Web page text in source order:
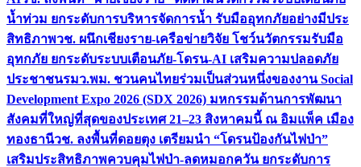
น้ำท่วม ยกระดับการบริหารจัดการน้ำ รับมืออุทกภัยอย่างมีประ
สิทธิภาพวช. ผนึกเชียงราย-เครือข่ายวิจัย โชว์นวัตกรรมรับมือ
อุทกภัย ยกระดับระบบเตือนภัย-โดรน-AI เสริมความปลอดภัย
ประชาชนรมว.พม. ชวนคนไทยร่วมเป็นส่วนหนึ่งของงาน Social
Development Expo 2026 (SDX 2026) มหกรรมด้านการพัฒนา
สังคมที่ใหญ่ที่สุดของประเทศ 21–23 สิงหาคมนี้ ณ อิมแพ็ค เมือง
ทองธานีวช. ลงพื้นที่ดอยตุง เตรียมนำ “โดรนป้องกันไฟป่า”
เสริมประสิทธิภาพควบคุมไฟป่า-ลดหมอกควัน ยกระดับการ